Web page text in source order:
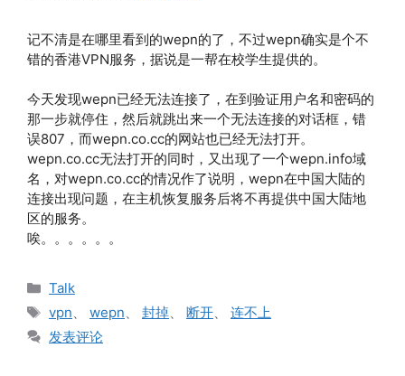
记不清是在哪里看到的wepn的了，不过wepn确实是个不
错的香港VPN服务，据说是一帮在校学生提供的。
今天发现wepn已经无法连接了，在到验证用户名和密码的
那一步就停住，然后就跳出来一个无法连接的对话框，错
误807，而wepn.co.cc的网站也已经无法打开。
wepn.co.cc无法打开的同时，又出现了一个wepn.info域
名，对wepn.co.cc的情况作了说明，wepn在中国大陆的
连接出现问题，在主机恢复服务后将不再提供中国大陆地
区的服务。
唉。。。。。。
分
Talk
标
签
vpn、 wepn、 封掉、 断开、 连不上
发表评论